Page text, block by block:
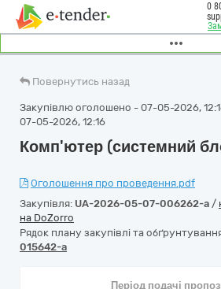
0
Повернутись назад
Закупівлю оголошено - 07-05-2026,
07-05-2026, 12:16
Комп'ютер (системний
Оголошення про проведення.pdf
Закупівля: UA-2026-05-07-006262-a /
на DoZorro
Рядок плану закупівлі та
015642-a
Період подачі